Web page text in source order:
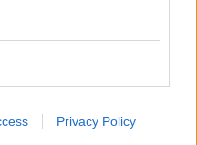
Privacy Policy